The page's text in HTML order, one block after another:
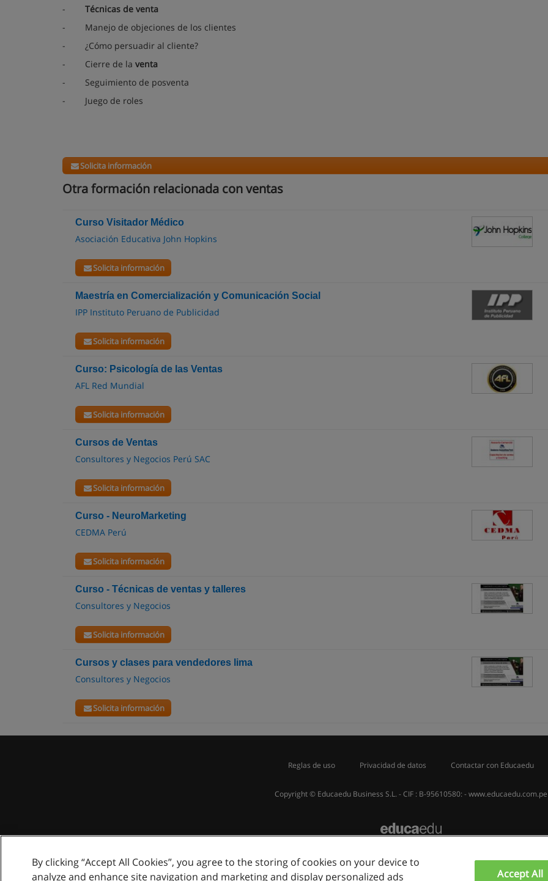
-
Técnicas de venta
-
Manejo de objeciones de los clientes
-
¿Cómo persuadir al cliente?
-
Cierre de la venta
-
Seguimiento de posventa
-
Juego de roles
Solicita información
Otra formación relacionada con ventas
Curso Visitador Médico
Asociación Educativa John Hopkins
Solicita información
Maestría en Comercialización y Comunicación Social
IPP Instituto Peruano de Publicidad
Solicita información
Curso: Psicología de las Ventas
AFL Red Mundial
Solicita información
Cursos de Ventas
Consultores y Negocios Perú SAC
Solicita información
Curso - NeuroMarketing
CEDMA Perú
Solicita información
Curso - Técnicas de ventas y talleres
Consultores y Negocios
Solicita información
Cursos y clases para vendedores lima
Consultores y Negocios
Solicita información
Reglas de uso Privacidad de datos Contactar con Educaedu
Copyright © Educaedu Business S.L. - CIF : B-95610580: -www.educaedu.com.pe
By clicking “Accept All Cookies”, you agree to the storing of cookies on your device to
analyze and enhance site navigation and marketing and display personalized ads
Accept All